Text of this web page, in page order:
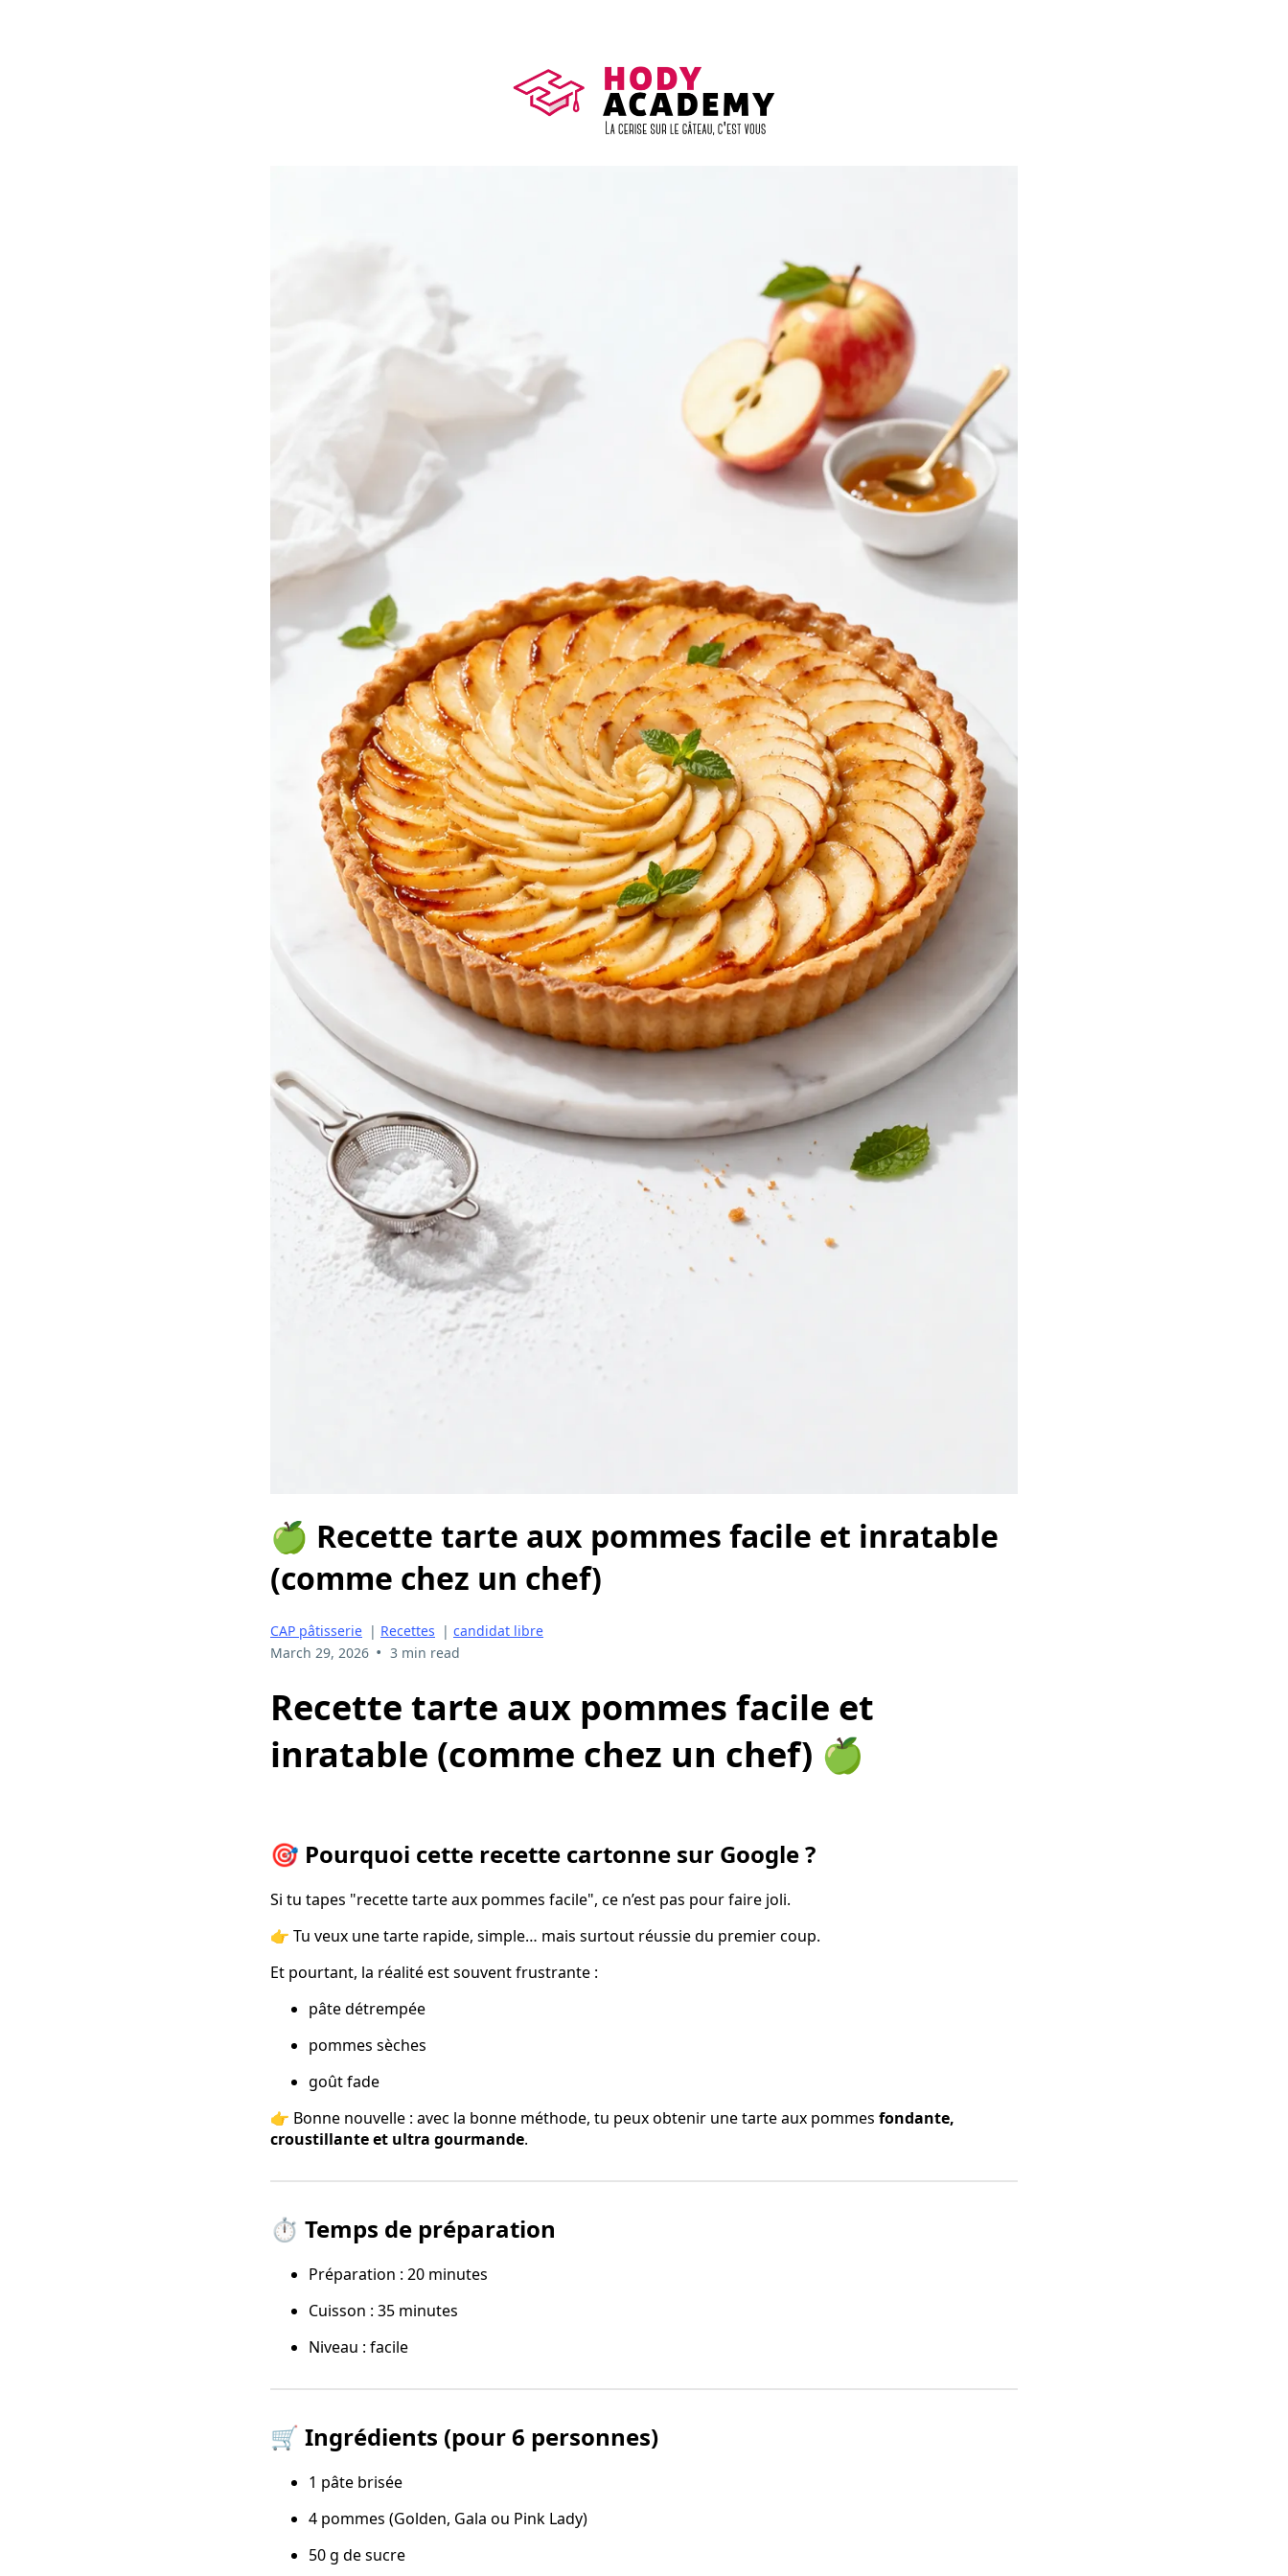
🍏 Recette tarte aux pommes facile et inratable
(comme chez un chef)
CAP pâtisserie | Recettes | candidat libre
March 29, 2026 • 3 min read
Recette tarte aux pommes facile et
inratable (comme chez un chef) 🍏
🎯 Pourquoi cette recette cartonne sur Google ?
Si tu tapes "recette tarte aux pommes facile", ce n’est pas pour faire joli.
👉 Tu veux une tarte rapide, simple… mais surtout réussie du premier coup.
Et pourtant, la réalité est souvent frustrante :
pâte détrempée
pommes sèches
goût fade
👉 Bonne nouvelle : avec la bonne méthode, tu peux obtenir une tarte aux pommes fondante,
croustillante et ultra gourmande.
⏱️ Temps de préparation
Préparation : 20 minutes
Cuisson : 35 minutes
Niveau : facile
🛒 Ingrédients (pour 6 personnes)
1 pâte brisée
4 pommes (Golden, Gala ou Pink Lady)
50 g de sucre